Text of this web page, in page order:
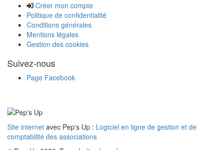
Créer mon compte
Politique de confidentialité
Conditions générales
Mentions légales
Gestion des cookies
Suivez-nous
Page Facebook
Site internet avec Pep's Up : Logiciel en ligne de gestion et de
comptabilité des associations